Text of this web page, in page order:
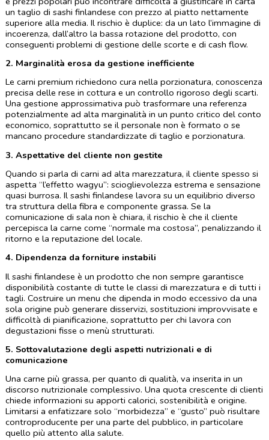
un taglio di sashi finlandese con prezzo al piatto nettamente
superiore alla media. Il rischio è duplice: da un lato l’immagine di
incoerenza, dall’altro la bassa rotazione del prodotto, con
conseguenti problemi di gestione delle scorte e di cash flow.
2. Marginalità erosa da gestione inefficiente
Le carni premium richiedono cura nella porzionatura, conoscenza
precisa delle rese in cottura e un controllo rigoroso degli scarti.
Una gestione approssimativa può trasformare una referenza
potenzialmente ad alta marginalità in un punto critico del conto
economico, soprattutto se il personale non è formato o se
mancano procedure standardizzate di taglio e porzionatura.
3. Aspettative del cliente non gestite
Quando si parla di carni ad alta marezzatura, il cliente spesso si
aspetta “l’effetto wagyu”: scioglievolezza estrema e sensazione
quasi burrosa. Il sashi finlandese lavora su un equilibrio diverso
tra struttura della fibra e componente grassa. Se la
comunicazione di sala non è chiara, il rischio è che il cliente
percepisca la carne come “normale ma costosa”, penalizzando il
ritorno e la reputazione del locale.
4. Dipendenza da forniture instabili
Il sashi finlandese è un prodotto che non sempre garantisce
disponibilità costante di tutte le classi di marezzatura e di tutti i
tagli. Costruire un menu che dipenda in modo eccessivo da una
sola origine può generare disservizi, sostituzioni improvvisate e
difficoltà di pianificazione, soprattutto per chi lavora con
degustazioni fisse o menù strutturati.
5. Sottovalutazione degli aspetti nutrizionali e di
comunicazione
Una carne più grassa, per quanto di qualità, va inserita in un
discorso nutrizionale complessivo. Una quota crescente di clienti
chiede informazioni su apporti calorici, sostenibilità e origine.
Limitarsi a enfatizzare solo “morbidezza” e “gusto” può risultare
controproducente per una parte del pubblico, in particolare
quello più attento alla salute.